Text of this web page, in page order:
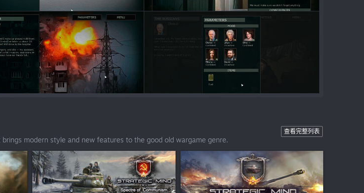
查看完整列表
modern style and new features to the good old wargame genre.